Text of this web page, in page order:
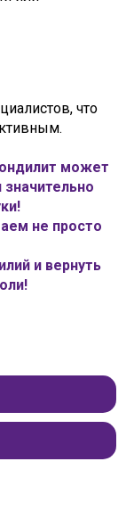
что
может
не просто
и вернуть